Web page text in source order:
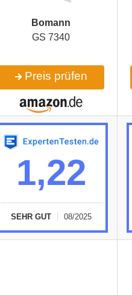
Bomann
GS 7340
Preis prüfen
1,22
SEHR GUT 08/2025